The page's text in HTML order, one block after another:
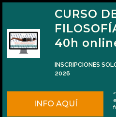
La lotería de Navidad y
Cuando se acerca Navidad,
CURSO
40h
INSCRIPCIONES
2026
INFO AQUÍ